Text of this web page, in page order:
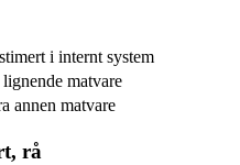
i internt system
matvare
annen matvare
rå